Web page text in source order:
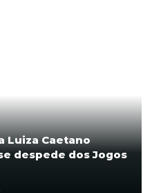
Luiza Caetano
despede dos Jogos